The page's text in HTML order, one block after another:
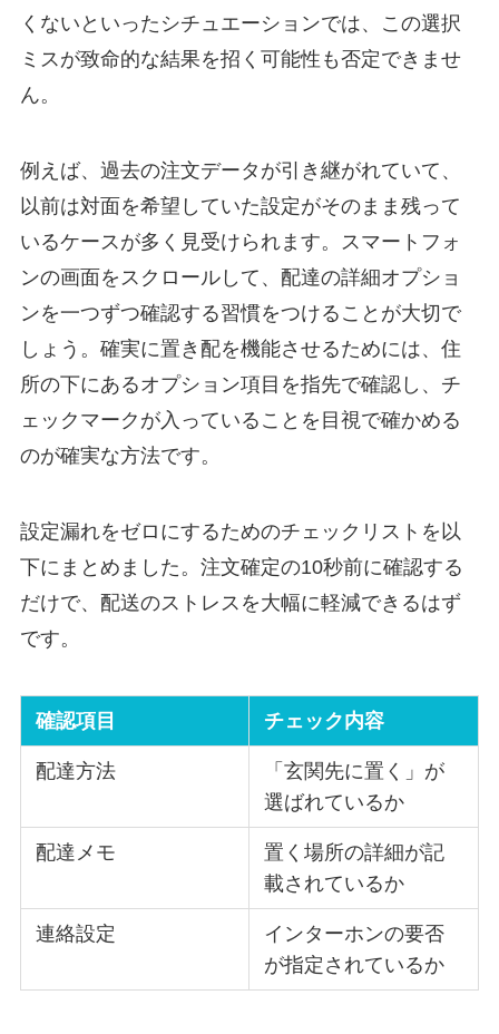
くないといったシチュエーションでは、この選択
ミスが致命的な結果を招く可能性も否定できませ
ん。
例えば、過去の注文データが引き継がれていて、
以前は対面を希望していた設定がそのまま残って
いるケースが多く見受けられます。スマートフォ
ンの画面をスクロールして、配達の詳細オプショ
ンを一つずつ確認する習慣をつけることが大切で
しょう。確実に置き配を機能させるためには、住
所の下にあるオプション項目を指先で確認し、チ
ェックマークが入っていることを目視で確かめる
のが確実な方法です。
設定漏れをゼロにするためのチェックリストを以
下にまとめました。注文確定の10秒前に確認する
だけで、配送のストレスを大幅に軽減できるはず
です。
確認項目 チェック内容
配達方法
「玄関先に置く」が
選ばれているか
配達メモ
置く場所の詳細が記
載されているか
連絡設定
インターホンの要否
が指定されているか